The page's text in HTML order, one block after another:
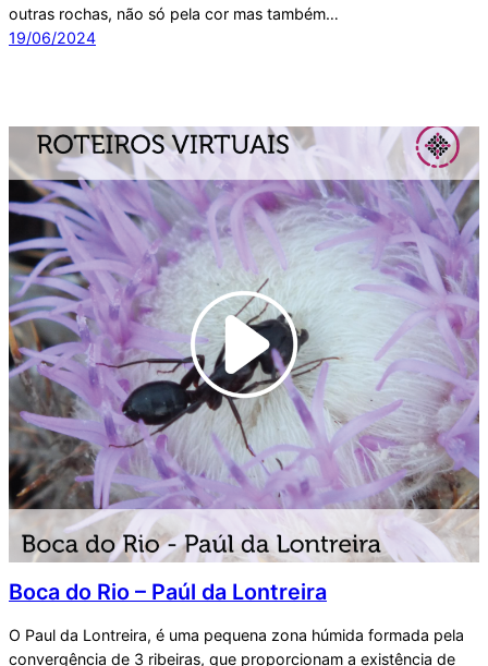
outras rochas, não só pela cor mas também…
19/06/2024
Boca do Rio – Paúl da Lontreira
O Paul da Lontreira, é uma pequena zona húmida formada pela
convergência de 3 ribeiras, que proporcionam a existência de